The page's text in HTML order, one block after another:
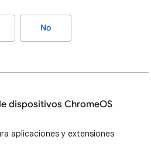
No
dispositivos ChromeOS
aplicaciones y extensiones